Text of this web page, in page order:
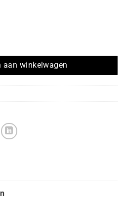
lint hoeveelheid
aan winkelwagen